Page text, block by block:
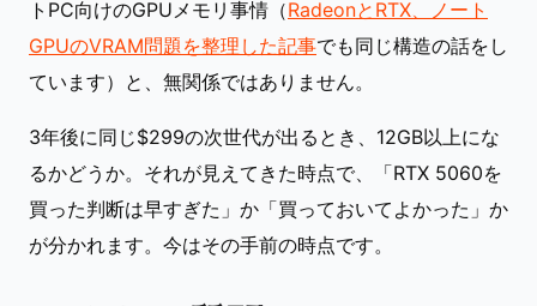
トPC向けのGPUメモリ事情（RadeonとRTX、ノート
GPUのVRAM問題を整理した記事でも同じ構造の話をし
ています）と、無関係ではありません。
3年後に同じ$299の次世代が出るとき、12GB以上にな
るかどうか。それが見えてきた時点で、「RTX 5060を
買った判断は早すぎた」か「買っておいてよかった」か
が分かれます。今はその手前の時点です。